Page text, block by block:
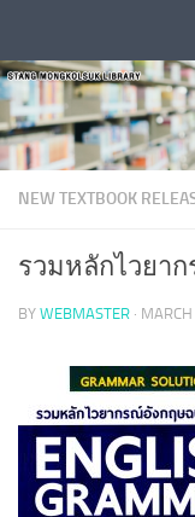
NEW TEXTBOOK
รวมหลักไวยา
BY WEBMASTER ·